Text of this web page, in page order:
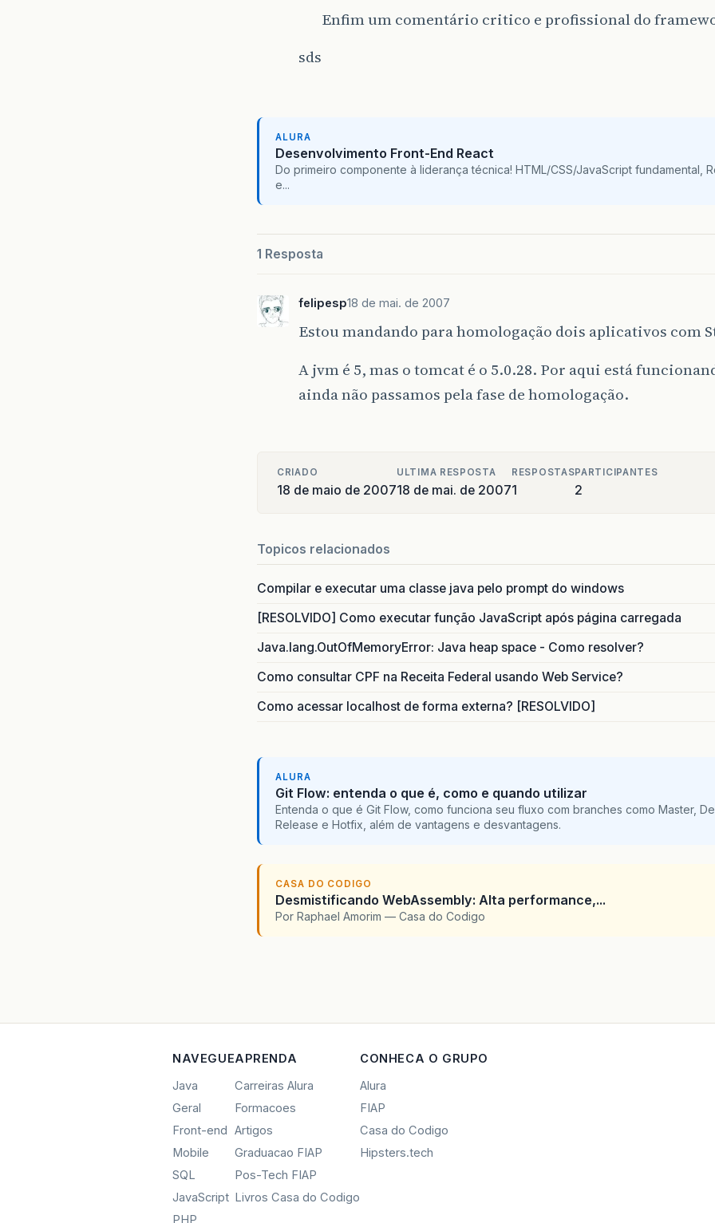
Enfim um comentário critico e profissional do
sds
ALURA
Desenvolvimento Front-End React
Do primeiro componente à liderança técnica! HTML/CSS/JavaScript fundamental,
e...
1 Resposta
felipesp18 de mai. de 2007
Estou mandando para homologação dois aplicativos com
A jvm é 5, mas o tomcat é o 5.0.28. Por aqui está
ainda não passamos pela fase de homologação.
CRIADO
18 de maio de 2007
ULTIMA RESPOSTA
18 de mai. de 2007
RESPOSTAS
1
PARTICIPANTES
2
Topicos relacionados
Compilar e executar uma classe java pelo prompt do windows
[RESOLVIDO] Como executar função JavaScript após página carregada
Java.lang.OutOfMemoryError: Java heap space - Como resolver?
Como consultar CPF na Receita Federal usando Web Service?
Como acessar localhost de forma externa? [RESOLVIDO]
ALURA
Git Flow: entenda o que é, como e quando utilizar
Entenda o que é Git Flow, como funciona seu fluxo com branches como Master,
Release e Hotfix, além de vantagens e desvantagens.
CASA DO CODIGO
Desmistificando WebAssembly: Alta performance,...
Por Raphael Amorim — Casa do Codigo
NAVEGUE
Java
Geral
Front-end
Mobile
SQL
JavaScript
PHP
APRENDA
Carreiras Alura
Formacoes
Artigos
Graduacao FIAP
Pos-Tech FIAP
Livros Casa do Codigo
CONHECA O GRUPO
Alura
FIAP
Casa do Codigo
Hipsters.tech